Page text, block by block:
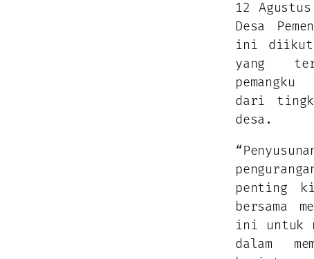
12
Desa
ini diikuti
yang
dari
desa.
penting
bersama
ini untuk
dalam